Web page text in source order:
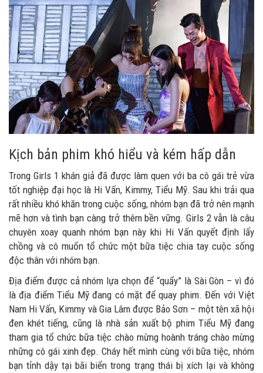
Kịch bản phim khó hiểu và kém hấp dẫn
Trong Girls 1 khán giả đã được làm quen với ba cô gái trẻ vừa
tốt nghiệp đại học là Hi Vấn, Kimmy, Tiểu Mỹ. Sau khi trải qua
rất nhiều khó khăn trong cuộc sống, nhóm bạn đã trở nên mạnh
mẽ hơn và tình bạn càng trở thêm bền vững. Girls 2 vẫn là câu
chuyên xoay quanh nhóm bạn này khi Hi Vấn quyết định lấy
chồng và cô muốn tổ chức một bữa tiệc chia tay cuộc sống
độc thân với nhóm bạn.
Địa điểm được cả nhóm lựa chọn để “quẩy” là Sài Gòn – vì đó
là địa điểm Tiểu Mỹ đang có mặt để quay phim. Đến với Việt
Nam Hi Vấn, Kimmy và Gia Lâm được Bảo Sơn – một tên xã hội
đen khét tiếng, cũng là nhà sản xuất bộ phim Tiểu Mỹ đang
tham gia tổ chức bữa tiệc chào mừng hoành tráng chào mừng
những cô gái xinh đẹp. Cháy hết mình cùng với bữa tiệc, nhóm
bạn tỉnh dậy tại bãi biển trong trạng thái bị xích lại và không